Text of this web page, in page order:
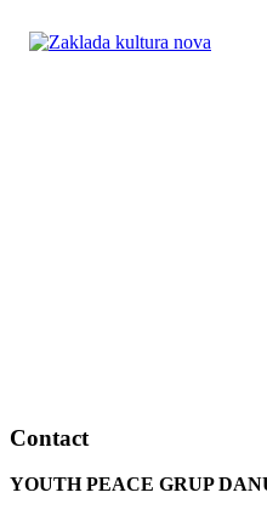
Contact
YOUTH PEACE GRUP